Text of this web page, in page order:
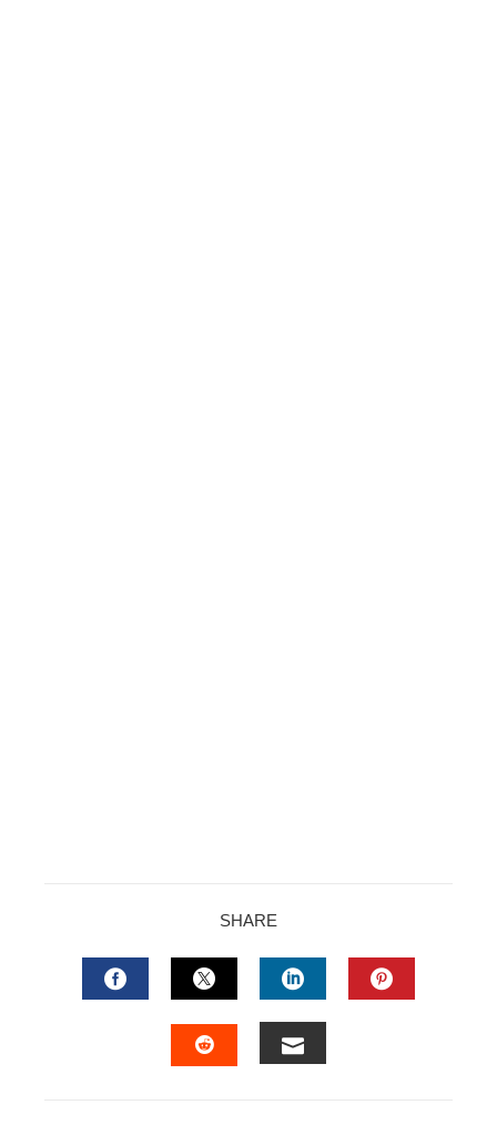
SHARE
FACEBOOKTWITTERLINKEDIN